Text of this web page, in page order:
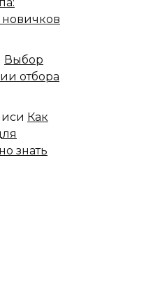
Выбор
отбора
Как
знать